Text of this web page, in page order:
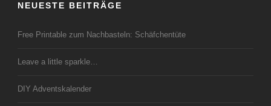
NEUESTE BEITRÄGE
Free Printable zum Nachbasteln: Schäfchentüte
Leave a little sparkle…
DIY Adventskalender